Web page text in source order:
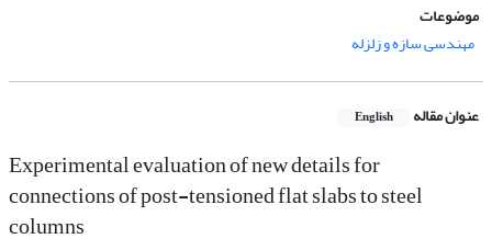
موضوعات
مهندسی سازه و زلزله
عنوان مقاله English
Experimental evaluation of new details for
connections of post-tensioned flat slabs to steel
columns